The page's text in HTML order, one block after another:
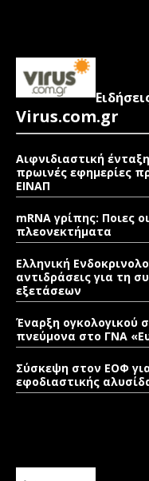
Virus.com.gr
Αιφνιδιαστική
πρωινές εφημερίες
ΕΙΝΑΠ
mRNA γρίπης: Ποιες
πλεονεκτήματα
Ελληνική
αντιδράσεις για τη
εξετάσεων
Έναρξη ογκολογικού
πνεύμονα στο ΓΝΑ
Σύσκεψη στον ΕΟΦ
εφοδιαστικής